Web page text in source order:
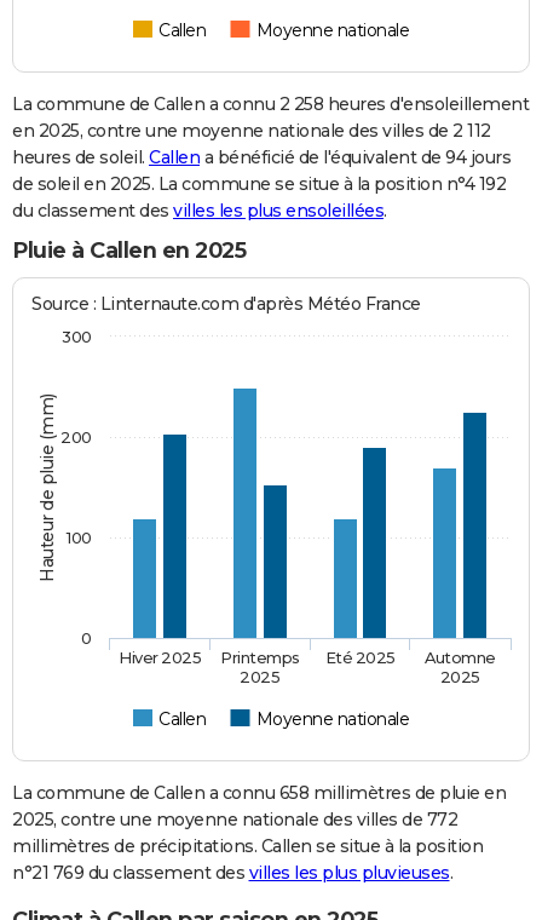
Callen Moyenne nationale
La commune de Callen a connu 2 258 heures d'ensoleillement
en 2025, contre une moyenne nationale des villes de 2 112
heures de soleil. Callen a bénéficié de l'équivalent de 94 jours
de soleil en 2025. La commune se situe à la position n°4 192
du classement des villes les plus ensoleillées.
Pluie à Callen en 2025
Hauteur de pluie (mm)
Source : Linternaute.com d'après Météo France
Callen Moyenne nationale
Hiver 2025
Printemps
2025
Eté 2025
Automne
2025
0
100
200
300
La commune de Callen a connu 658 millimètres de pluie en
2025, contre une moyenne nationale des villes de 772
millimètres de précipitations. Callen se situe à la position
n°21 769 du classement des villes les plus pluvieuses.